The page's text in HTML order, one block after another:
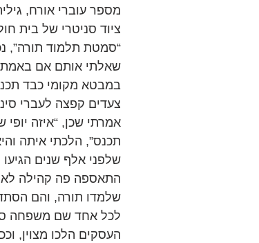
מספר עוברי אורח,
ציוד סניטרי של בית
“סמטת תלמוד תורה”,
שאלתי אותם אם באמת
במבטא מקומי כבד
צעדים קפצה לעברי
אמרתי שכן, “איזה
תכנס”, הלכתי איתה
שלפני אלף שנים
התאספה פה קהילה לא
שלמדו תורה, והם
לכל אחד שם משפחה
העסקים הלכו מצוין,